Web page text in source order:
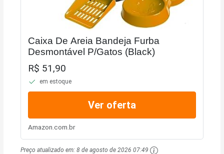
Caixa De Areia Bandeja Furba
Desmontável P/Gatos (Black)
R$ 51,90
em estoque
Ver oferta
Amazon.com.br
Preço atualizado em:8 de agosto de 2026 07:49